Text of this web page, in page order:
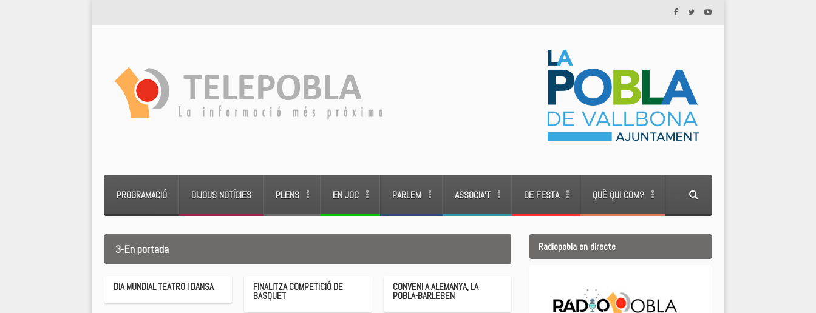
PROGRAMACIÓ DIJOUS NOTÍCIES PLENS EN JOC PARLEM ASSOCIA’T DE FESTA QUÈ QUI COM?
3-En portada
DIA MUNDIAL TEATRO I DANSA FINALITZA COMPETICIÓ DE
BASQUET
CONVENI A ALEMANYA, LA
POBLA-BARLEBEN
Radiopobla en directe